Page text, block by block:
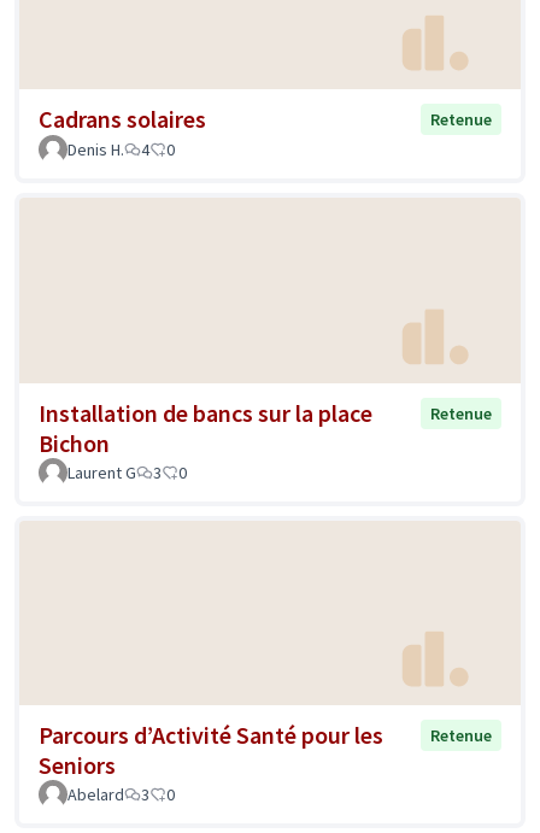
Cadrans solaires
Retenue
Denis H.
4 0
Installation de bancs sur la place
Bichon
Retenue
Laurent G 3 0
Parcours d’Activité Santé pour les
Seniors
Retenue
Abelard 3 0